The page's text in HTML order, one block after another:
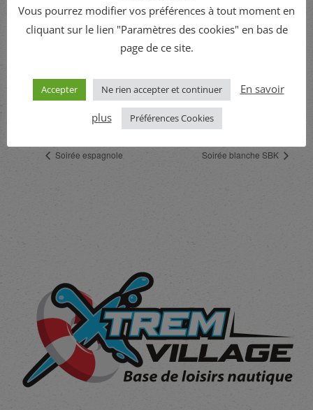
La Paillote by Xtrem Village
39 route de nerac
France
Phone
06 41 46 11 36
Soirée espagnole Soirée blanche SBK
Vous pourrez modifier vos préférences à tout moment en
cliquant sur le lien "Paramètres des cookies" en bas de
page de ce site.
Accepter Ne rien accepter et continuer En savoir
plus Préférences Cookies